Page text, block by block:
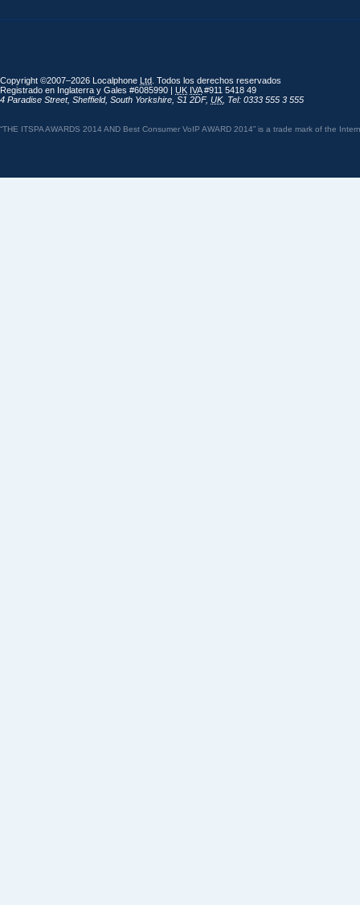
Copyright ©2007–2026 Localphone Ltd . Todos los derechos reservados
Registrado en Inglaterra y Gales #6085990 | UK IVA#911 5418 49
4 Paradise Street, Sheffield, South Yorkshire S1 2DF, UK, Tel: 0333 555 3 555
“THE ITSPA AWARDS 2014 AND Best Consumer VoIP AWARD 2014” is a trade mark of the